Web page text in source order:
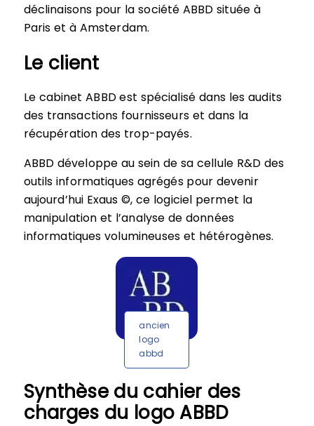
déclinaisons pour la société ABBD située à
Paris et à Amsterdam.
Le client
Le cabinet ABBD est spécialisé dans les audits
des transactions fournisseurs et dans la
récupération des trop-payés.
ABBD développe au sein de sa cellule R&D des
outils informatiques agrégés pour devenir
aujourd’hui Exaus ©, ce logiciel permet la
manipulation et l’analyse de données
informatiques volumineuses et hétérogènes.
ancien
logo
abbd
Synthèse du cahier des
charges du logo ABBD